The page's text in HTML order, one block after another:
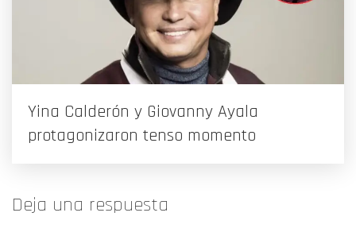
Yina Calderón y Giovanny Ayala
protagonizaron tenso momento
Deja una respuesta